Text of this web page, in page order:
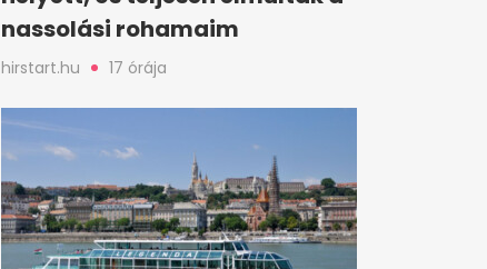
nassolási rohamaim
hirstart.hu 17 órája